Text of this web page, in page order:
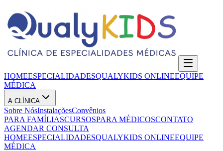
HOMEESPECIALIDADESQUALYKIDS ONLINEEQUIPE
MÉDICA
A CLÍNICA
Sobre NósInstalaçõesConvênios
PARA FAMÍLIASCURSOSPARA MÉDICOSCONTATO
AGENDAR CONSULTA
HOMEESPECIALIDADESQUALYKIDS ONLINEEQUIPE
MÉDICA